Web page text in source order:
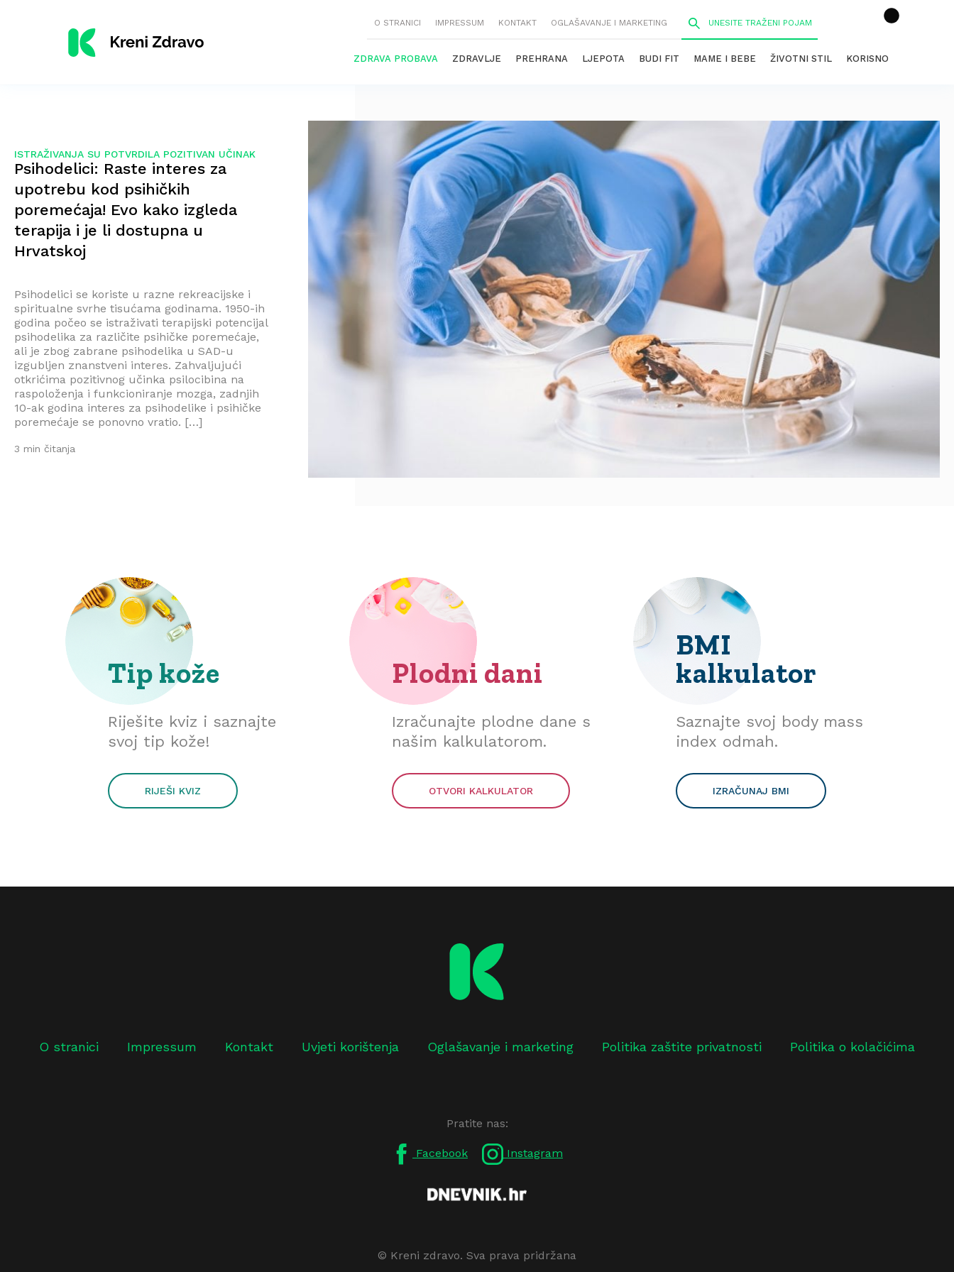
O STRANICI IMPRESSUM KONTAKT OGLAŠAVANJE I MARKETING
ZDRAVA PROBAVA ZDRAVLJE PREHRANA LJEPOTA BUDI FIT MAME I BEBE ŽIVOTNI STIL KORISNO
ISTRAŽIVANJA SU POTVRDILA POZITIVAN UČINAK
Psihodelici: Raste interes za
upotrebu kod psihičkih
poremećaja! Evo kako izgleda
terapija i je li dostupna u
Hrvatskoj
Psihodelici se koriste u razne rekreacijske i
spiritualne svrhe tisućama godinama. 1950-ih
godina počeo se istraživati terapijski potencijal
psihodelika za različite psihičke poremećaje,
ali je zbog zabrane psihodelika u SAD-u
izgubljen znanstveni interes. Zahvaljujući
otkrićima pozitivnog učinka psilocibina na
raspoloženja i funkcioniranje mozga, zadnjih
10-ak godina interes za psihodelike i psihičke
poremećaje se ponovno vratio. […]
3 min čitanja
Tip kože
Riješite kviz i saznajte
svoj tip kože!
RIJEŠI KVIZ
Plodni dani
Izračunajte plodne dane s
našim kalkulatorom.
OTVORI KALKULATOR
BMI
kalkulator
Saznajte svoj body mass
index odmah.
IZRAČUNAJ BMI
O stranici Impressum Kontakt Uvjeti korištenja Oglašavanje i marketing Politika zaštite privatnosti Politika o kolačićima
Pratite nas:
Facebook Instagram
© Kreni zdravo. Sva prava pridržana